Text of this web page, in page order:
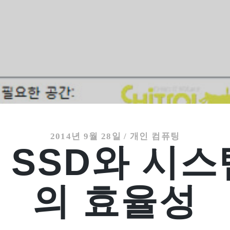
2014년 9월 28일 / 개인 컴퓨팅
SSD와 시스
의 효율성